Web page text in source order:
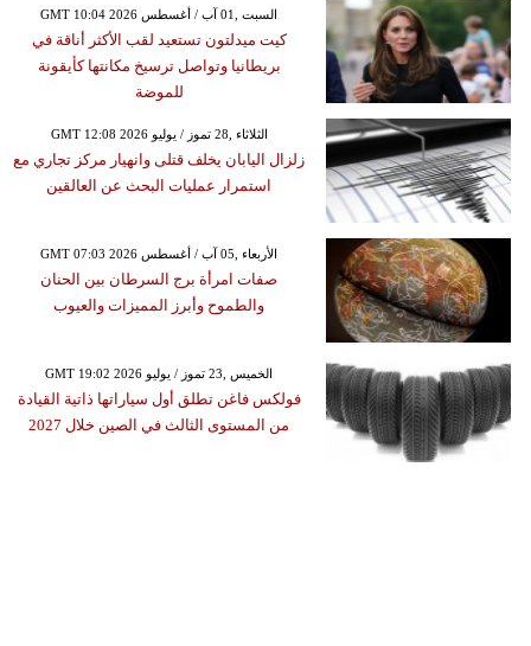
GMT 10:04 2026 السبت ,01 آب / أغسطس
كيت ميدلتون تستعيد لقب الأكثر أناقة في
بريطانيا وتواصل ترسيخ مكانتها كأيقونة
للموضة
GMT 12:08 2026 الثلاثاء ,28 تموز / يوليو
زلزال اليابان يخلف قتلى وانهيار مركز تجاري مع
استمرار عمليات البحث عن العالقين
GMT 07:03 2026 الأربعاء ,05 آب / أغسطس
صفات امرأة برج السرطان بين الحنان
والطموح وأبرز المميزات والعيوب
GMT 19:02 2026 الخميس ,23 تموز / يوليو
فولكس فاغن تطلق أول سياراتها ذاتية القيادة
من المستوى الثالث في الصين خلال 2027